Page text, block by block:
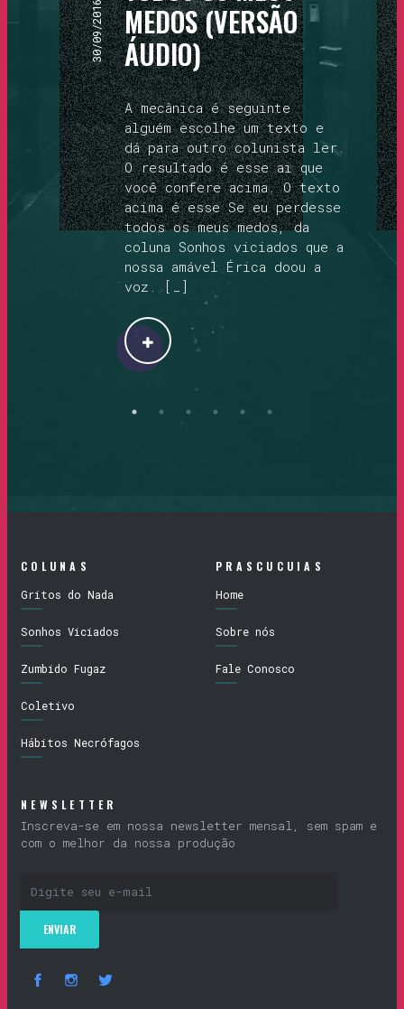
30/09/2016 MEDOS (VERSÃO
ÁUDIO)
A mecânica é seguinte
alguém escolhe um texto e
dá para outro colunista ler.
O resultado é esse ai que
você confere acima. O texto
acima é esse Se eu perdesse
todos os meus medos, da
coluna Sonhos viciados que a
nossa amável Érica doou a
voz. […]
COLUNAS
Gritos do Nada
Sonhos Viciados
Zumbido Fugaz
Coletivo
Hábitos Necrófagos
PRASCUCUIAS
Home
Sobre nós
Fale Conosco
NEWSLETTER
Inscreva-se em nossa newsletter mensal, sem spam e
com o melhor da nossa produção